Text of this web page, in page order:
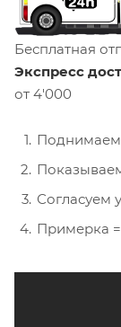
Бесплатная
Экспресс
от 4'000
Согласуем
Примерка